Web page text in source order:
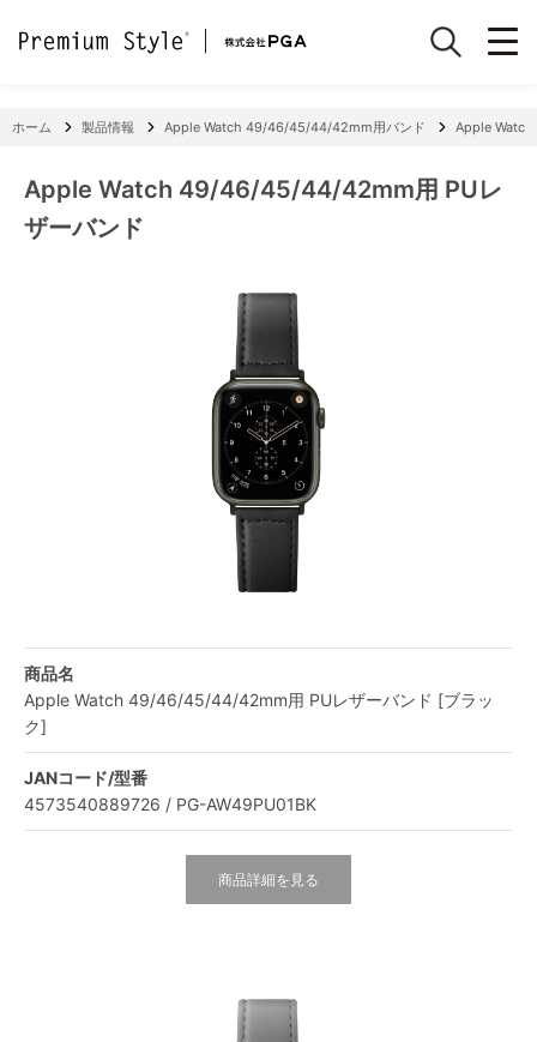
ホーム 製品情報 Apple Watch 49/46/45/44/42mm用バンド Apple
Apple Watch 49/46/45/44/42mm用 PUレ
ザーバンド
商品名
Apple Watch 49/46/45/44/42mm用 PUレザーバンド [ブラッ
ク]
JANコード/型番
4573540889726 / PG-AW49PU01BK
商品詳細を見る